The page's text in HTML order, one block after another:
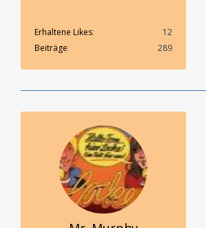
Erhaltene Likes
12
Beiträge
289